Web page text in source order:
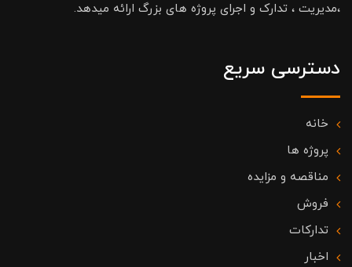
،مدیریت ، تدارک و اجرای پروژه های بزرگ ارائه میدهد.
دسترسی سریع
خانه
پروژه ها
مناقصه و مزایده
فروش
تدارکات
اخبار